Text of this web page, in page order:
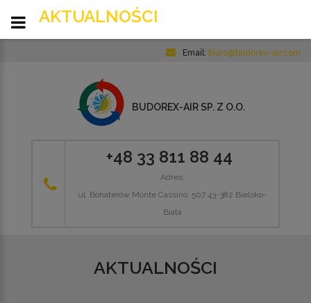
Email: biuro@budorex-air.com
BUDOREX-AIR SP. Z O.O.
+48 33 811 88 44
Adres:
ul. Bohaterów Monte Cassino, 507 43-382 Bielsko-
Biała
AKTUALNOŚCI
AKTUALNOŚCI